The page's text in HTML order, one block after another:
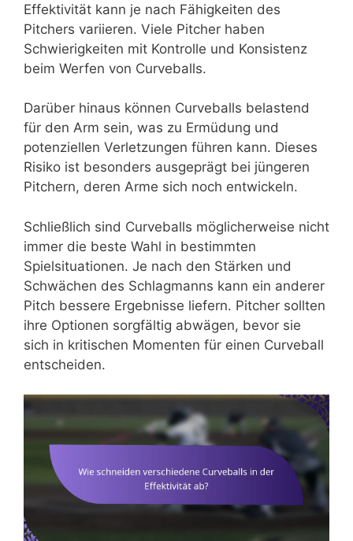
Effektivität kann je nach Fähigkeiten des
Pitchers variieren. Viele Pitcher haben
Schwierigkeiten mit Kontrolle und Konsistenz
beim Werfen von Curveballs.
Darüber hinaus können Curveballs belastend
für den Arm sein, was zu Ermüdung und
potenziellen Verletzungen führen kann. Dieses
Risiko ist besonders ausgeprägt bei jüngeren
Pitchern, deren Arme sich noch entwickeln.
Schließlich sind Curveballs möglicherweise nicht
immer die beste Wahl in bestimmten
Spielsituationen. Je nach den Stärken und
Schwächen des Schlagmanns kann ein anderer
Pitch bessere Ergebnisse liefern. Pitcher sollten
ihre Optionen sorgfältig abwägen, bevor sie
sich in kritischen Momenten für einen Curveball
entscheiden.